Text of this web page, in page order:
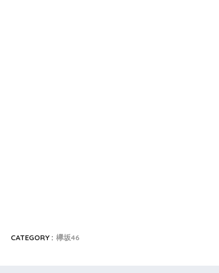
CATEGORY : 欅坂46